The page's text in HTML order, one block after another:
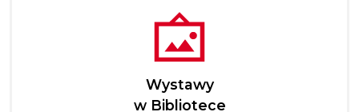
Wystawy
w Bibliotece